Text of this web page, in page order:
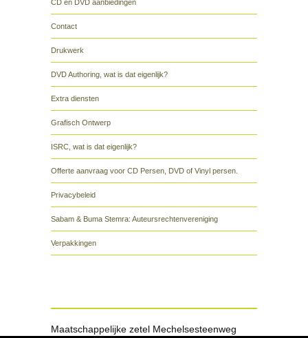
CD en DVD aanbiedingen
Contact
Drukwerk
DVD Authoring, wat is dat eigenlijk?
Extra diensten
Grafisch Ontwerp
ISRC, wat is dat eigenlijk?
Offerte aanvraag voor CD Persen, DVD of Vinyl persen.
Privacybeleid
Sabam & Buma Stemra: Auteursrechtenvereniging
Verpakkingen
Maatschappelijke zetel Mechelsesteenweg